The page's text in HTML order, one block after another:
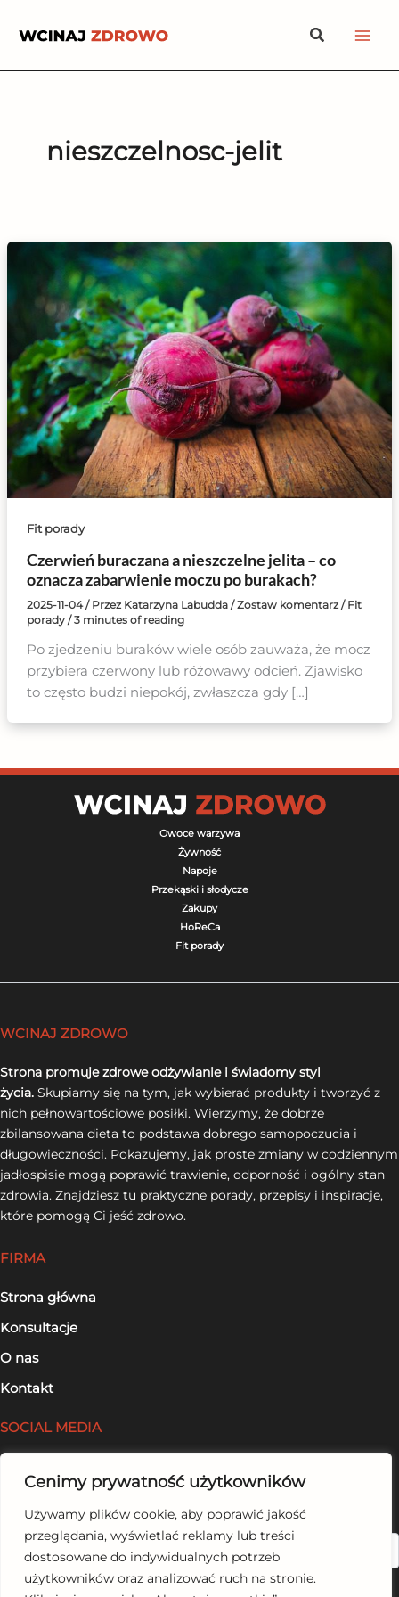
Cenimy prywatność użytkowników
Używamy plików cookie, aby poprawić jakość
przeglądania, wyświetlać reklamy lub treści
dostosowane do indywidualnych potrzeb
użytkowników oraz analizować ruch na stronie.
Szukaj
nieszczelnosc-jelit
Fit porady
Czerwień buraczana a nieszczelne jelita – co
oznacza zabarwienie moczu po burakach?
2025-11-04/ Przez Katarzyna Labudda /Zostaw komentarz / Fit
porady/3 minutes of reading
Po zjedzeniu buraków wiele osób zauważa, że mocz
przybiera czerwony lub różowawy odcień. Zjawisko
to często budzi niepokój, zwłaszcza gdy […]
Owoce warzywa
Żywność
Napoje
Przekąski i słodycze
Zakupy
HoReCa
Fit porady
WCINAJ ZDROWO
Strona promuje zdrowe odżywianie i świadomy styl
życia. Skupiamy się na tym, jak wybierać produkty i tworzyć z
nich pełnowartościowe posiłki. Wierzymy, że dobrze
zbilansowana dieta to podstawa dobrego samopoczucia i
długowieczności. Pokazujemy, jak proste zmiany w codziennym
jadłospisie mogą poprawić trawienie, odporność i ogólny stan
zdrowia. Znajdziesz tu praktyczne porady, przepisy i inspiracje,
które pomogą Ci jeść zdrowo.
FIRMA
Strona główna
Konsultacje
O nas
Kontakt
SOCIAL MEDIA
Szukaj